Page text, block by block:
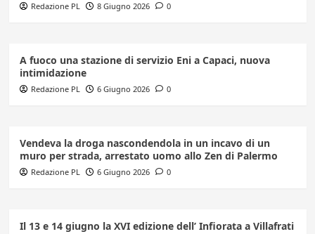
Redazione PL 8 Giugno 2026 0
A fuoco una stazione di servizio Eni a Capaci, nuova
intimidazione
Redazione PL 6 Giugno 2026 0
Vendeva la droga nascondendola in un incavo di un
muro per strada, arrestato uomo allo Zen di Palermo
Redazione PL 6 Giugno 2026 0
Il 13 e 14 giugno la XVI edizione dell’ Infiorata a Villafrati